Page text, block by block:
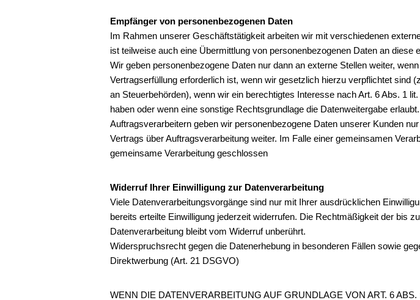
Empfänger von personenbezogenen Daten
Im Rahmen unserer Geschäftstätigkeit arbeiten wir mit verschiedenen
ist teilweise auch eine Übermittlung von personenbezogenen Daten an diese
Wir geben personenbezogene Daten nur dann an externe Stellen weiter,
Vertragserfüllung erforderlich ist, wenn wir gesetzlich hierzu verpflichtet sind
an Steuerbehörden), wenn wir ein berechtigtes Interesse nach Art. 6 Abs. 1
haben oder wenn eine sonstige Rechtsgrundlage die Datenweitergabe
Auftragsverarbeitern geben wir personenbezogene Daten unserer Kunden
Vertrags über Auftragsverarbeitung weiter. Im Falle einer gemeinsamen
gemeinsame Verarbeitung geschlossen
Widerruf Ihrer Einwilligung zur Datenverarbeitung
Viele Datenverarbeitungsvorgänge sind nur mit Ihrer ausdrücklichen
bereits erteilte Einwilligung jederzeit widerrufen. Die Rechtmäßigkeit der bis
Datenverarbeitung bleibt vom Widerruf unberührt.
Widerspruchsrecht gegen die Datenerhebung in besonderen Fällen sowie
Direktwerbung (Art. 21 DSGVO)
WENN DIE DATENVERARBEITUNG AUF GRUNDLAGE VON ART. 6